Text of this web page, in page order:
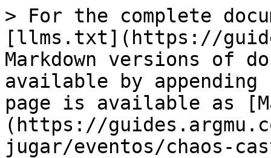
> For the complete
[llms.txt](https://
Markdown versions of
available by
page is available as
(https://
jugar/eventos/chaos-